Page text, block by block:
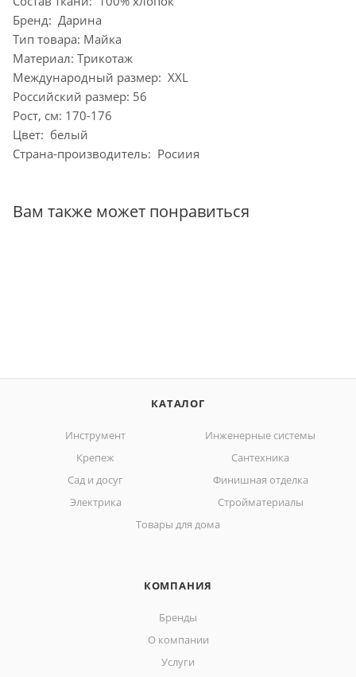
Бренд: Дарина
Тип товара: Майка
Материал: Трикотаж
Международный размер: XXL
Российский размер: 56
Рост, см: 170-176
Цвет: белый
Страна-производитель: Росиия
Вам также может понравиться
КАТАЛОГ
Инструмент
Инженерные системы
Крепеж
Сантехника
Сад и досуг
Финишная отделка
Электрика
Стройматериалы
Товары для дома
КОМПАНИЯ
Бренды
О компании
Услуги